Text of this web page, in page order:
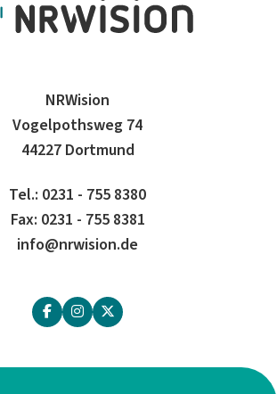
NRWision
Vogelpothsweg 74
44227 Dortmund
Tel.: 0231 - 755 8380
Fax: 0231 - 755 8381
info@nrwision.de